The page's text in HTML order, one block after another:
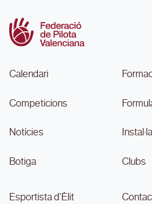
Calendari
Competicions
Notícies
Botiga Clubs
Esportista d'Èlit